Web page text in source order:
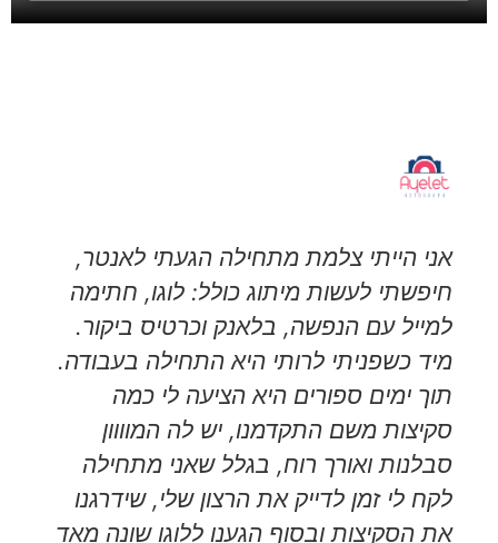
אני הייתי צלמת מתחילה הגעתי לאנטר,
חיפשתי לעשות מיתוג כולל: לוגו, חתימה
למייל עם הנפשה, בלאנק וכרטיס ביקור.
מיד כשפניתי לרותי היא התחילה בעבודה.
תוך ימים ספורים היא הציעה לי כמה
סקיצות משם התקדמנו, יש לה המוווון
סבלנות ואורך רוח, בגלל שאני מתחילה
לקח לי זמן לדייק את הרצון שלי, שידרגנו
את הסקיצות ובסוף הגענו ללוגו שונה מאד